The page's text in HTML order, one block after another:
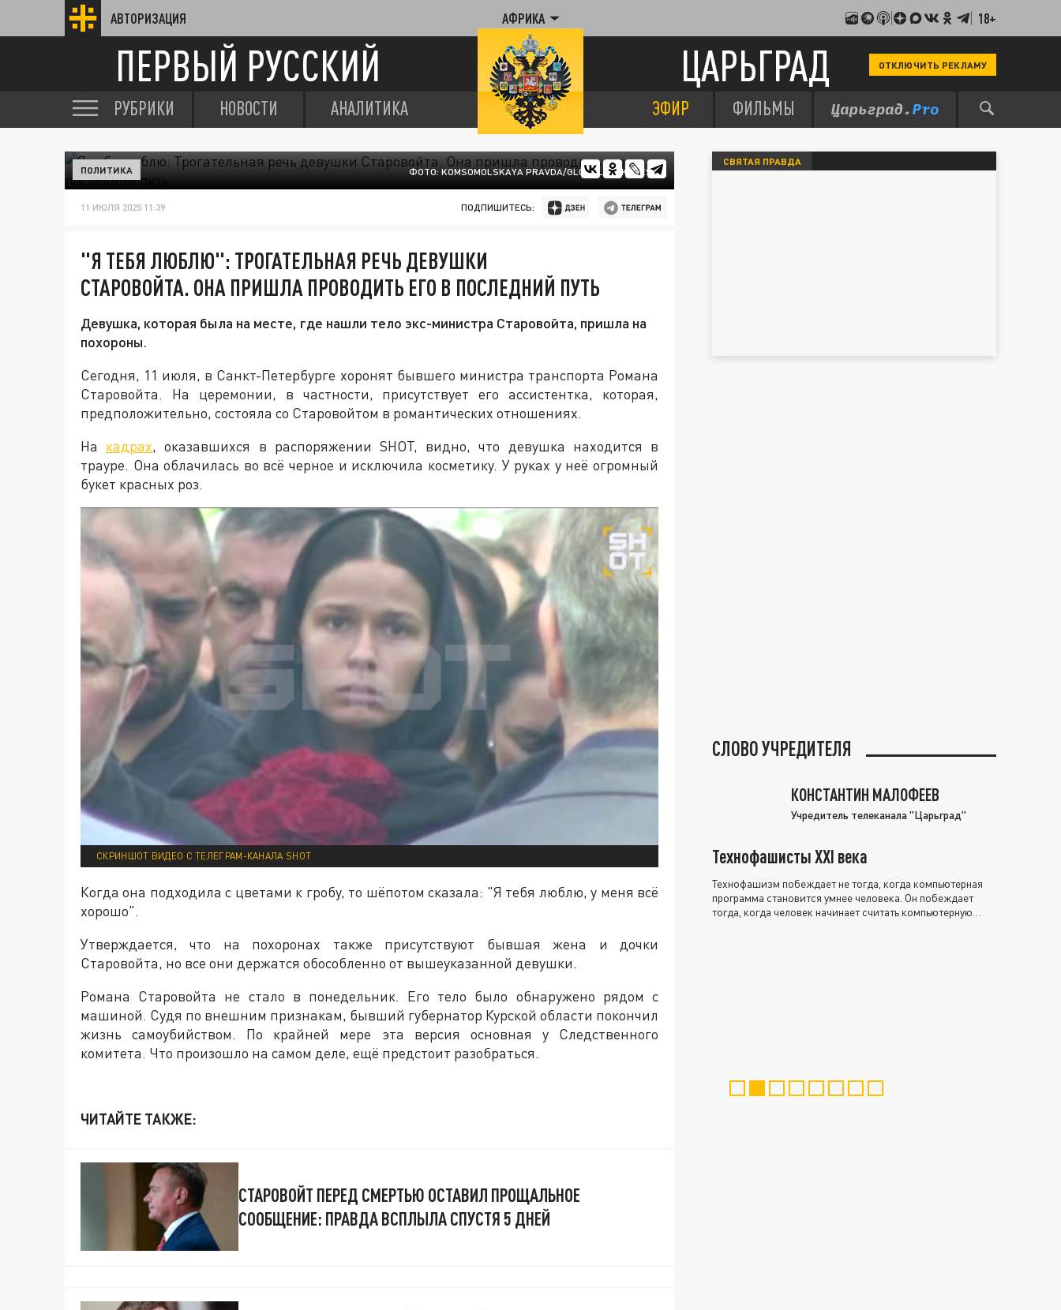
АВТОРИЗАЦИЯ АФРИКА 18+
ПЕРВЫЙ РУССКИЙ ЦАРЬГРАД ОТКЛЮЧИТЬ РЕКЛАМУ
РУБРИКИ НОВОСТИ АНАЛИТИКА ЭФИР ФИЛЬМЫ
ФОТО: KOMSOMOLSKAYA PRAVDA/GLOBALLOOKPRESS
ПОЛИТИКА
11 ИЮЛЯ 2025 11:39 ПОДПИШИТЕСЬ:
"Я ТЕБЯ ЛЮБЛЮ": ТРОГАТЕЛЬНАЯ РЕЧЬ ДЕВУШКИ
СТАРОВОЙТА. ОНА ПРИШЛА ПРОВОДИТЬ ЕГО В ПОСЛЕДНИЙ ПУТЬ
Девушка, которая была на месте, где нашли тело экс-министра Старовойта, пришла на
похороны.
Сегодня, 11 июля, в Санкт-Петербурге хоронят бывшего министра транспорта Романа
Старовойта. На церемонии, в частности, присутствует его ассистентка, которая,
предположительно, состояла со Старовойтом в романтических отношениях.
На кадрах, оказавшихся в распоряжении SHOT, видно, что девушка находится в
трауре. Она облачилась во всё черное и исключила косметику. У руках у неё огромный
букет красных роз.
СКРИНШОТ ВИДЕО С ТЕЛЕГРАМ-КАНАЛА SHOT
Когда она подходила с цветами к гробу, то шёпотом сказала: "Я тебя люблю, у меня всё
хорошо".
Утверждается, что на похоронах также присутствуют бывшая жена и дочки
Старовойта, но все они держатся обособленно от вышеуказанной девушки.
Романа Старовойта не стало в понедельник. Его тело было обнаружено рядом с
машиной. Судя по внешним признакам, бывший губернатор Курской области покончил
жизнь самоубийством. По крайней мере эта версия основная у Следственного
комитета. Что произошло на самом деле, ещё предстоит разобраться.
ЧИТАЙТЕ ТАКЖЕ:
СТАРОВОЙТ ПЕРЕД СМЕРТЬЮ ОСТАВИЛ ПРОЩАЛЬНОЕ
СООБЩЕНИЕ: ПРАВДА ВСПЛЫЛА СПУСТЯ 5 ДНЕЙ
СВЯТАЯ ПРАВДА
СЛОВО УЧРЕДИТЕЛЯ
КОНСТАНТИН МАЛОФЕЕВ
Учредитель телеканала "Царьград"
Технофашисты XXI века
Технофашизм побеждает не тогда, когда компьютерная
программа становится умнее человека. Он побеждает
тогда, когда человек начинает считать компьютерную